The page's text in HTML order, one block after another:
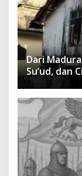
Dari
Su’ud, dan